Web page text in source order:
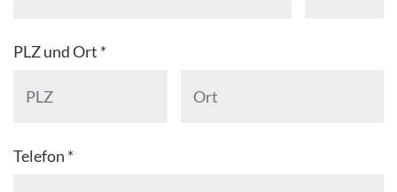
PLZ und Ort *
Telefon *